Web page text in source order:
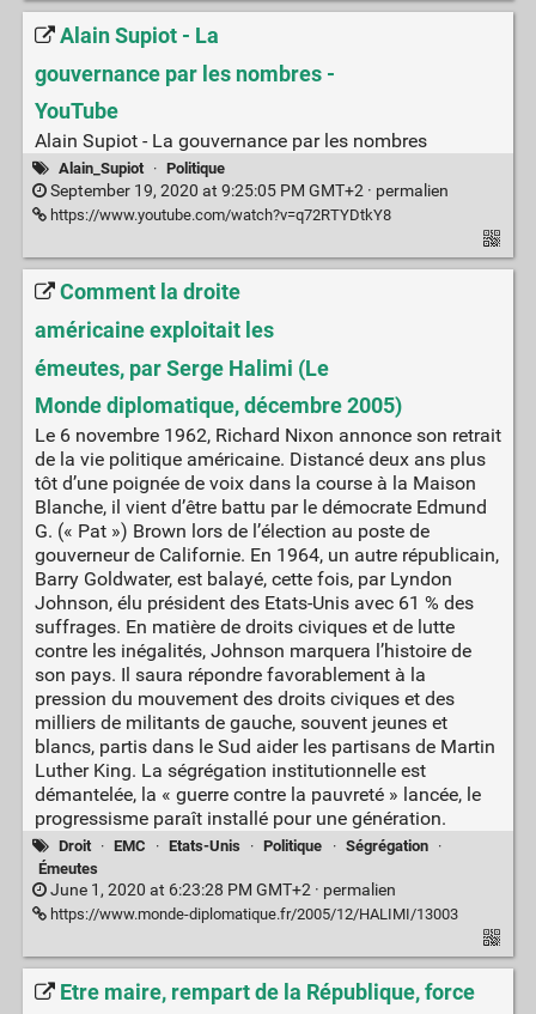
Alain Supiot - La
gouvernance par les nombres -
YouTube
Alain Supiot - La gouvernance par les nombres
Alain_Supiot · Politique
September 19, 2020 at 9:25:05 PM GMT+2 · permalien
https://www.youtube.com/watch?v=q72RTYDtkY8
Comment la droite
américaine exploitait les
émeutes, par Serge Halimi (Le
Monde diplomatique, décembre 2005)
Le 6 novembre 1962, Richard Nixon annonce son retrait
de la vie politique américaine. Distancé deux ans plus
tôt d’une poignée de voix dans la course à la Maison
Blanche, il vient d’être battu par le démocrate Edmund
G. (« Pat ») Brown lors de l’élection au poste de
gouverneur de Californie. En 1964, un autre républicain,
Barry Goldwater, est balayé, cette fois, par Lyndon
Johnson, élu président des Etats-Unis avec 61 % des
suffrages. En matière de droits civiques et de lutte
contre les inégalités, Johnson marquera l’histoire de
son pays. Il saura répondre favorablement à la
pression du mouvement des droits civiques et des
milliers de militants de gauche, souvent jeunes et
blancs, partis dans le Sud aider les partisans de Martin
Luther King. La ségrégation institutionnelle est
démantelée, la « guerre contre la pauvreté » lancée, le
progressisme paraît installé pour une génération.
Droit · EMC · Etats-Unis · Politique · Ségrégation
·
Émeutes
June 1, 2020 at 6:23:28 PM GMT+2 · permalien
https://www.monde-diplomatique.fr/2005/12/HALIMI/13003
Etre maire, rempart de la République, force